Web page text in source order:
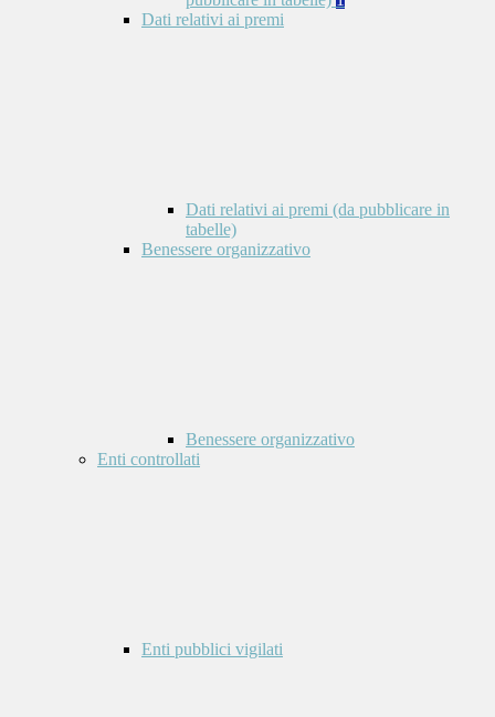
Dati relativi ai premi
Dati relativi ai premi (da pubblicare in
tabelle)
Benessere organizzativo
Benessere organizzativo
Enti controllati
Enti pubblici vigilati